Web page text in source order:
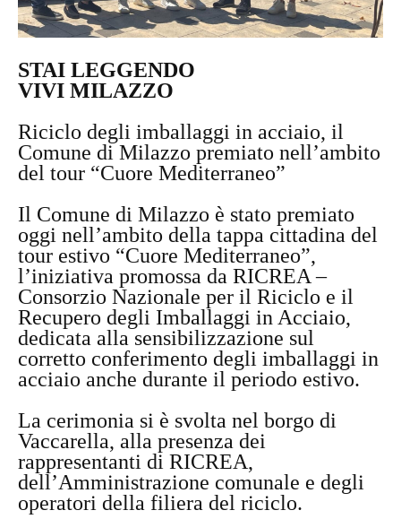
STAI LEGGENDO
VIVI MILAZZO
Riciclo degli imballaggi in acciaio, il
Comune di Milazzo premiato nell’ambito
del tour “Cuore Mediterraneo”
Il Comune di Milazzo è stato premiato
oggi nell’ambito della tappa cittadina del
tour estivo “Cuore Mediterraneo”,
l’iniziativa promossa da RICREA –
Consorzio Nazionale per il Riciclo e il
Recupero degli Imballaggi in Acciaio,
dedicata alla sensibilizzazione sul
corretto conferimento degli imballaggi in
acciaio anche durante il periodo estivo.
La cerimonia si è svolta nel borgo di
Vaccarella, alla presenza dei
rappresentanti di RICREA,
dell’Amministrazione comunale e degli
operatori della filiera del riciclo.